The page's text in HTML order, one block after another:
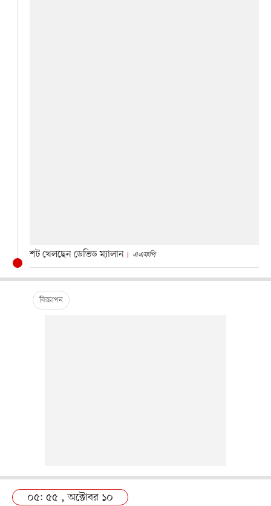
শট খেলছেন ডেভিড ম্যালান এএফপি
০৫: ৫৫ , অক্টোবর ১০